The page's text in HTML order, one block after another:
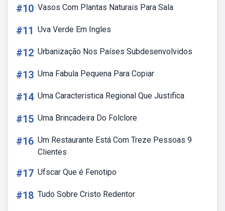
#10 Vasos Com Plantas Naturais Para Sala
#11 Uva Verde Em Ingles
#12 Urbanização Nos Países Subdesenvolvidos
#13 Uma Fabula Pequena Para Copiar
#14 Uma Caracteristica Regional Que Justifica
#15 Uma Brincadeira Do Folclore
#16 Um Restaurante Está Com Treze Pessoas 9
Clientes
#17 Ufscar Que é Fenotipo
#18 Tudo Sobre Cristo Redentor